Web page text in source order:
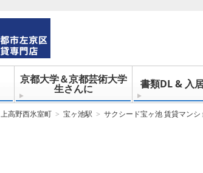
京都大学＆京都芸術大学
生さんに 書類DL & 入
上高野西氷室町 宝ヶ池駅 サクシード宝ヶ池 賃貸マンシ